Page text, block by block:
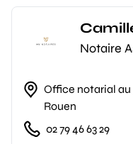
Notaire
Office notarial au
Rouen
02 79 46 63 29